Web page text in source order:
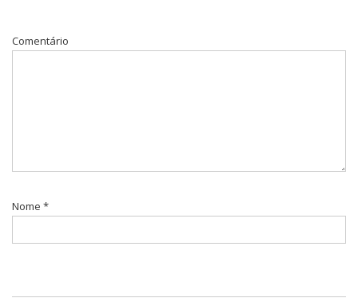
Comentário
Nome *